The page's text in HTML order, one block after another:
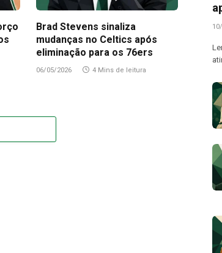
Brad Stevens sinaliza
mudanças no Celtics após
eliminação para os 76ers
06/05/2026 4 Mins de leitura